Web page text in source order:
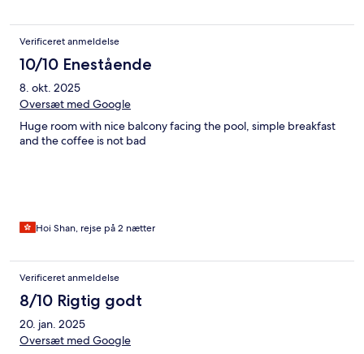
Verificeret anmeldelse
10/10 Enestående
8. okt. 2025
Oversæt med Google
Huge room with nice balcony facing the pool, simple breakfast
and the coffee is not bad
Hoi Shan, rejse på 2 nætter
Verificeret anmeldelse
8/10 Rigtig godt
20. jan. 2025
Oversæt med Google